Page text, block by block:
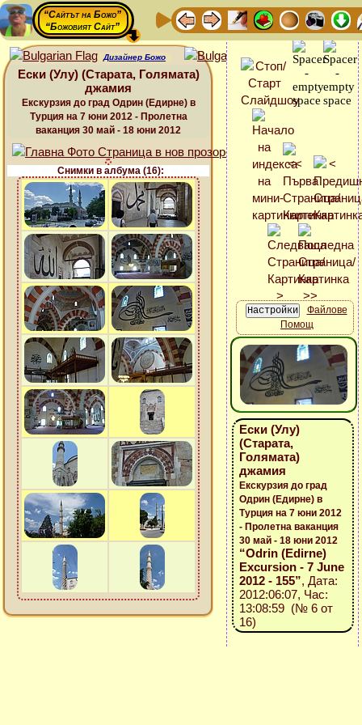
“Сайтът на Божо”
“Божовият Сайт”
Дизайнер Божо
Ески (Улу) (Старата, Голямата)
джамия
Екскурзия до град Одрин (Едирне) в
Турция на 7 юни 2012 - Пролетна
ваканция 30 май - 18 юни 2012
Снимки в албума (16):
Файлове
Помощ
Ески (Улу)
(Старата,
Голямата)
джамия
Екскурзия до град
Одрин (Едирне) в
Турция на 7 юни 2012
- Пролетна ваканция
30 май - 18 юни 2012
“Odrin (Edirne)
Excursion - 7 June
2012 - 155”, Дата:
2012:06:07, Час:
13:08:59 (№ 6 от
16)